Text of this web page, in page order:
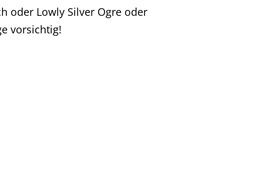
oder Lowly Silver Ogre oder
vorsichtig!